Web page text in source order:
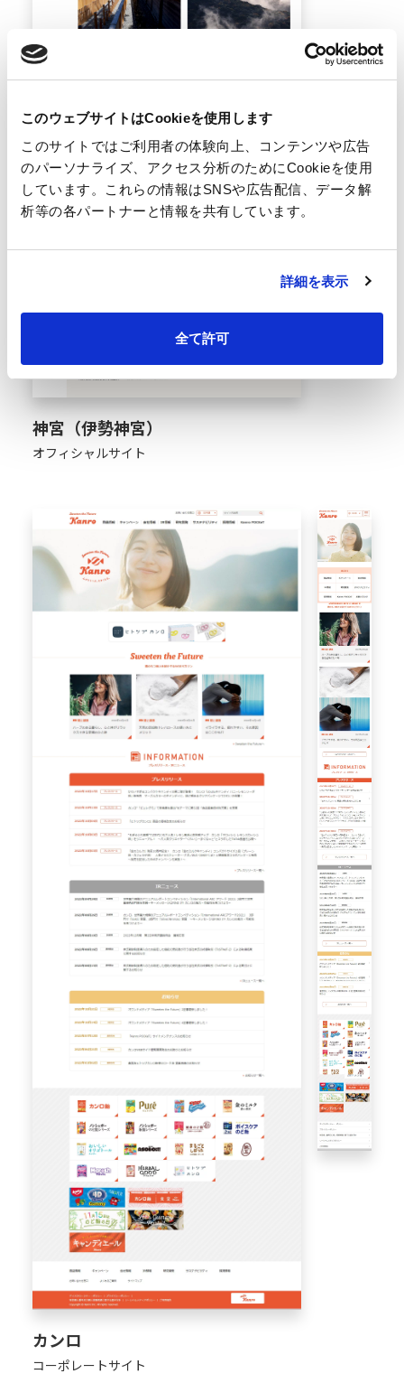
このウェブサイトはCookieを使用します
このサイトではご利用者の体験向上、コンテンツや広告
のパーソナライズ、アクセス分析のためにCookieを使用
しています。これらの情報はSNSや広告配信、データ解
析等の各パートナーと情報を共有しています。
詳細を表示
全て許可
神宮（伊勢神宮）
オフィシャルサイト
カンロ
コーポレートサイト